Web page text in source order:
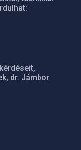
dr. Jámbor